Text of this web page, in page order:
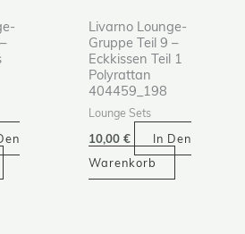
Livarno Lounge-
Gruppe Teil 9 –
Eckkissen Teil 1
Polyrattan
404459_198
Lounge Sets
10,00€
In Den
Warenkorb